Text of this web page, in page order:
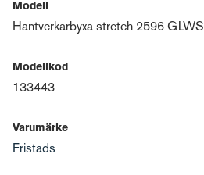
Modell
Hantverkarbyxa stretch 2596 GLWS
Modellkod
133443
Varumärke
Fristads